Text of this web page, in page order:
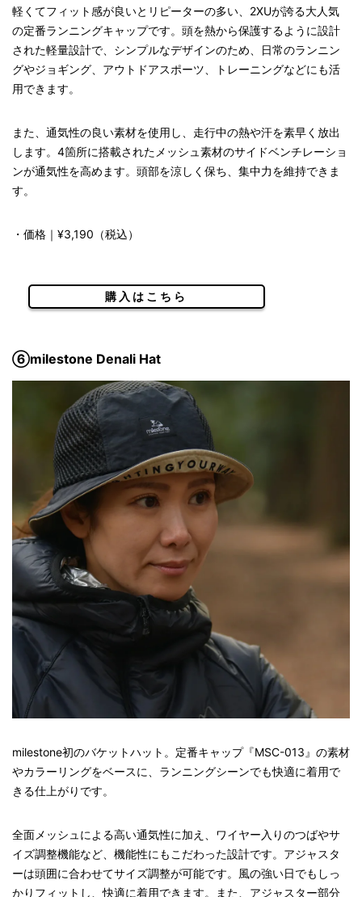
軽くてフィット感が良いとリピーターの多い、2XUが誇る大人気
の定番ランニングキャップです。頭を熱から保護するように設計
された軽量設計で、シンプルなデザインのため、日常のランニン
グやジョギング、アウトドアスポーツ、トレーニングなどにも活
用できます。
また、通気性の良い素材を使用し、走行中の熱や汗を素早く放出
します。4箇所に搭載されたメッシュ素材のサイドベンチレーショ
ンが通気性を高めます。頭部を涼しく保ち、集中力を維持できま
す。
・価格｜¥3,190（税込）
購入はこちら
⑥milestone Denali Hat
milestone初のバケットハット。定番キャップ『MSC-013』の素材
やカラーリングをベースに、ランニングシーンでも快適に着用で
きる仕上がりです。
全面メッシュによる高い通気性に加え、ワイヤー入りのつばやサ
イズ調整機能など、機能性にもこだわった設計です。アジャスタ
ーは頭囲に合わせてサイズ調整が可能です。風の強い日でもしっ
かりフィットし、快適に着用できます。また、アジャスター部分